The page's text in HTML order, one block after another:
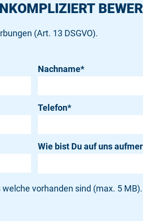
(Art. 13 DSGVO).
Nachname*
Telefon*
Wie bist Du auf uns
vorhanden sind (max. 5 MB).